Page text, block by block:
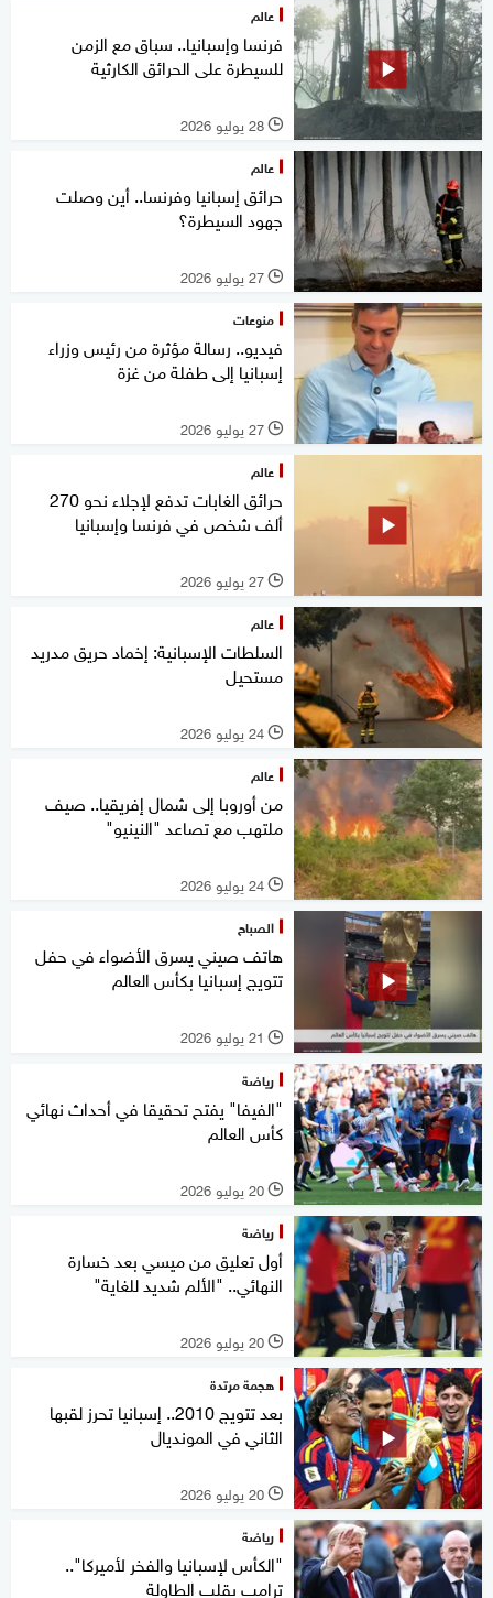
عالم
فرنسا وإسبانيا.. سباق مع الزمن
للسيطرة على الحرائق الكارثية
l 28 يوليو 2026
عالم
حرائق إسبانيا وفرنسا.. أين وصلت
جهود السيطرة؟
l 27 يوليو 2026
منوعات
فيديو.. رسالة مؤثرة من رئيس وزراء
إسبانيا إلى طفلة من غزة
l 27 يوليو 2026
عالم
حرائق الغابات تدفع لإجلاء نحو 270
ألف شخص في فرنسا وإسبانيا
l 27 يوليو 2026
عالم
السلطات الإسبانية: إخماد حريق مدريد
مستحيل
l 24 يوليو 2026
عالم
من أوروبا إلى شمال إفريقيا.. صيف
ملتهب مع تصاعد "النينيو"
l 24 يوليو 2026
الصباح
هاتف صيني يسرق الأضواء في حفل
تتويج إسبانيا بكأس العالم
l 21 يوليو 2026
رياضة
"الفيفا" يفتح تحقيقا في أحداث نهائي
كأس العالم
l 20 يوليو 2026
رياضة
أول تعليق من ميسي بعد خسارة
النهائي.. "الألم شديد للغاية"
l 20 يوليو 2026
هجمة مرتدة
بعد تتويج 2010.. إسبانيا تحرز لقبها
الثاني في المونديال
l 20 يوليو 2026
رياضة
"الكأس لإسبانيا والفخر لأميركا"..
ترامب يقلب الطاولة